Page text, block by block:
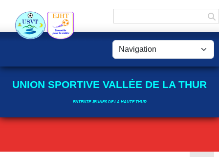
UNION SPORTIVE VALLÉE DE LA THUR
ENTENTE JEUNES DE LA HAUTE THUR